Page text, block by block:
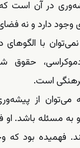
در آن است
وجود دارد و نه
حقوق
است.
می‌توان از
به مسئله باشد. او
فهمیده بود که